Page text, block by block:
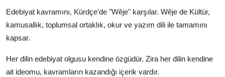
Edebiyat kavramını, Kürdçe’de "Wêje" karşılar. Wêje de Kültür,
kamusallık, toplumsal ortaklık, okur ve yazım dili ile tamamını
kapsar.
Her dilin edebiyat olgusu kendine özgüdür. Zira her dilin kendine
ait ideomu, kavramların kazandığı içerik vardır.